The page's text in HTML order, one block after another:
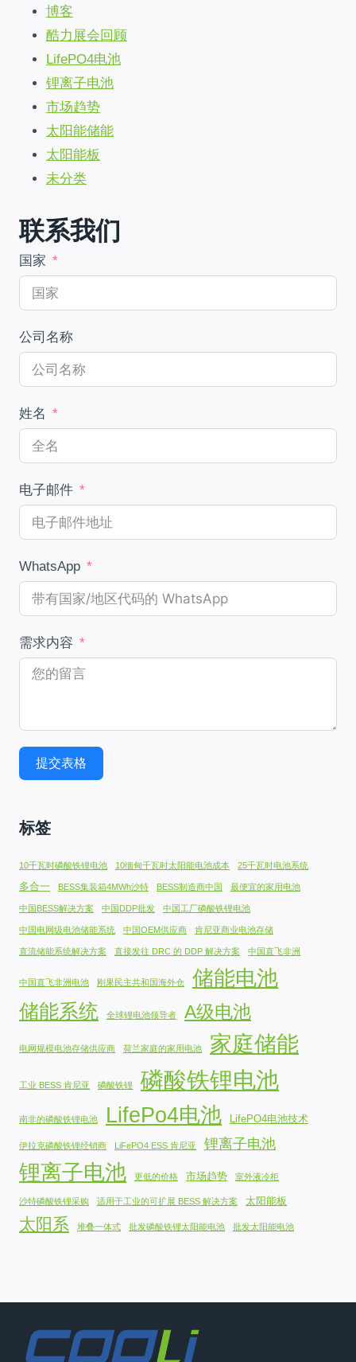
池
板
半
切:
哪
个
最
合
的
项
博客
酷力展会回顾
LifePO4电池
锂离子电池
市场趋势
太阳能储能
太阳能板
未分类
联系我们
国家
公司名称
姓名
电子邮件
WhatsApp
需求内容
提交表格
标签
10千瓦时磷酸铁锂电池 10缅甸千瓦时太阳能电池成本 25千瓦时电池系统
多合一 BESS集装箱4MWh沙特 BESS制造商中国 最便宜的家用电池
中国BESS解决方案 中国DDP批发 中国工厂磷酸铁锂电池
中国电网级电池储能系统 中国OEM供应商 肯尼亚商业电池存储
直流储能系统解决方案 直接发往 DRC 的 DDP 解决方案 中国直飞非洲
中国直飞非洲电池 刚果民主共和国海外仓 储能电池
储能系统 全球锂电池领导者 A级电池
电网规模电池存储供应商 荷兰家庭的家用电池 家庭储能
工业 BESS 肯尼亚 磷酸铁锂 磷酸铁锂电池
南非的磷酸铁锂电池 LifePo4电池 LifePO4电池技术
伊拉克磷酸铁锂经销商 LiFePO4 ESS 肯尼亚 锂离子电池
锂离子电池 更低的价格 市场趋势 室外液冷柜
沙特磷酸铁锂采购 适用于工业的可扩展 BESS 解决方案 太阳能板
太阳系 堆叠一体式 批发磷酸铁锂太阳能电池 批发太阳能电池